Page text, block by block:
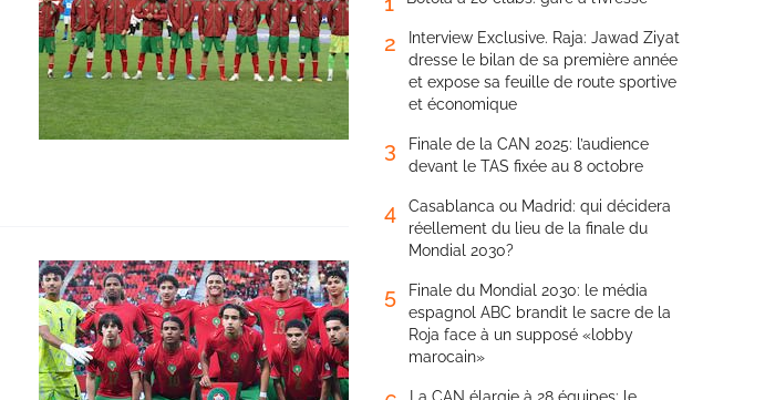
2
Interview Exclusive. Raja: Jawad Ziyat
dresse le bilan de sa première année
et expose sa feuille de route sportive
et économique
3
Finale de la CAN 2025: l’audience
devant le TAS fixée au 8 octobre
4
Casablanca ou Madrid: qui décidera
réellement du lieu de la finale du
Mondial 2030?
5
Finale du Mondial 2030: le média
espagnol ABC brandit le sacre de la
Roja face à un supposé «lobby
marocain»